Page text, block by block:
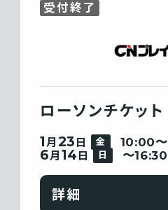
受付終了
ローソンチケット
1 月 23 日 金 10:00〜
6月 14 日 日 〜16:30
詳細